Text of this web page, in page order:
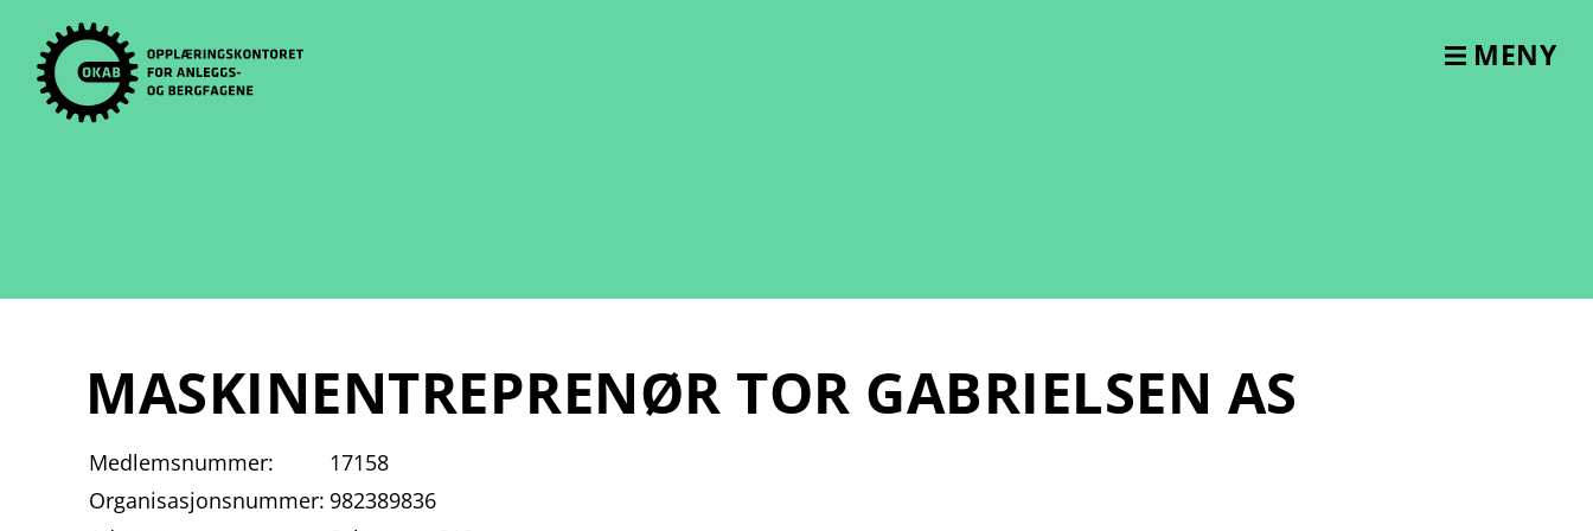
content
MENY
MASKINENTREPRENØR TOR GABRIELSEN AS
Medlemsnummer:
17158
Organisasjonsnummer: 982389836